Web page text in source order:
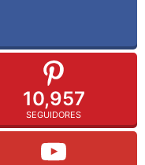
10,957
SEGUIDORES